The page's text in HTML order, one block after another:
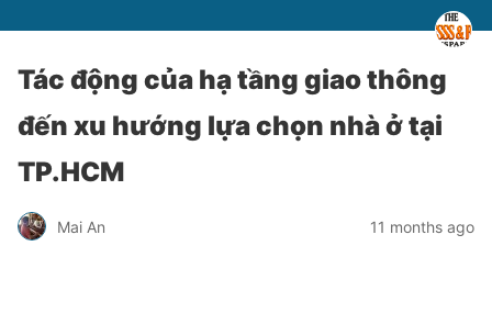
Tác động của hạ tầng giao thông
đến xu hướng lựa chọn nhà ở tại
TP.HCM
Mai An 11 months ago